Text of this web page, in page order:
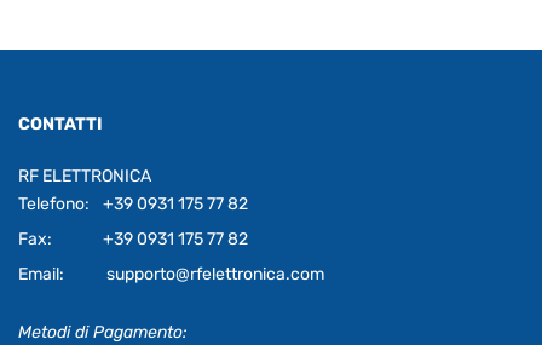
CONTATTI
RF ELETTRONICA
Telefono:
+39 0931 175 77 82
Fax:
+39 0931 175 77 82
Email:
supporto@rfelettronica.com
Metodi di Pagamento: